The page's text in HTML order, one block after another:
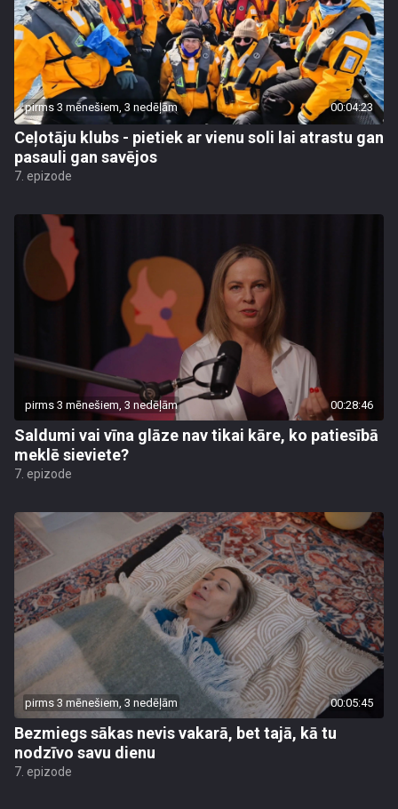
pirms 3 mēnešiem, 3 nedēļām 00:04:23
Ceļotāju klubs - pietiek ar vienu soli lai atrastu gan
pasauli gan savējos
7. epizode
pirms 3 mēnešiem, 3 nedēļām 00:28:46
Saldumi vai vīna glāze nav tikai kāre, ko patiesībā
meklē sieviete?
7. epizode
pirms 3 mēnešiem, 3 nedēļām 00:05:45
Bezmiegs sākas nevis vakarā, bet tajā, kā tu
nodzīvo savu dienu
7. epizode